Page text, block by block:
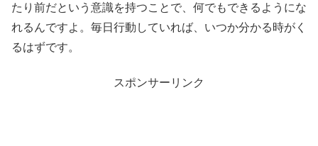
たり前だという意識を持つことで、何でもできるようにな
れるんですよ。毎日行動していれば、いつか分かる時がく
るはずです。
スポンサーリンク